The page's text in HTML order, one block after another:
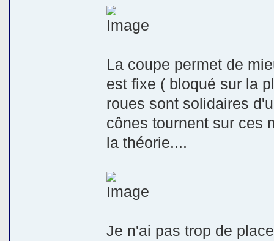
La coupe permet de
est fixe ( bloqué sur la
roues sont solidaires
cônes tournent sur ces
la théorie....
Je n'ai pas trop de